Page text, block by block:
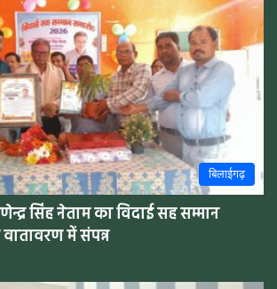
बिलाईगढ़
सिंह नेताम का विदाई सह सम्मान
में संपन्न